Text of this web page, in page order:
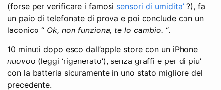
(forse per verificare i famosi sensori di umidita’ ?), fa
un paio di telefonate di prova e poi conclude con un
laconico “ Ok, non funziona, te lo cambio. “.
10 minuti dopo esco dall’apple store con un iPhone
nuovoo (leggi ‘rigenerato’), senza graffi e per di piu’
con la batteria sicuramente in uno stato migliore del
precedente.